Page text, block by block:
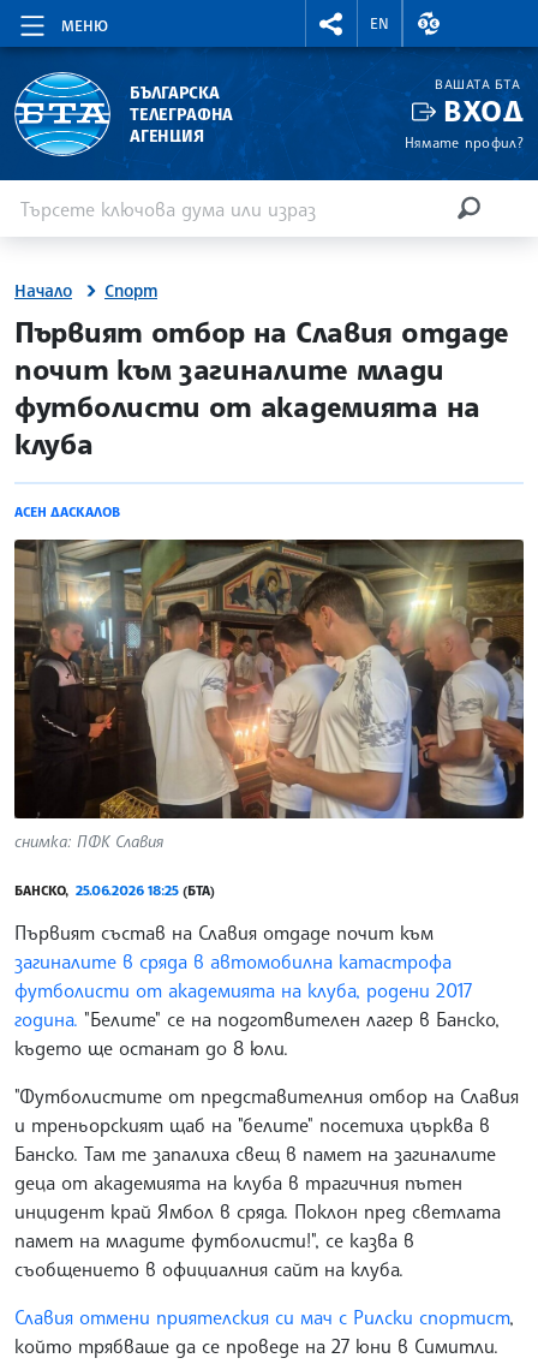
МЕНЮ
RIGHTMENU.SOCIAL
EN
ВАЛУТНИ
БЪЛГАРСКА
ТЕЛЕГРАФНА
АГЕНЦИЯ
ВАШАТА БТА
ВХОД
Нямате профил?
Начало Спорт
site.bta
Първият отбор на Славия отдаде
почит към загиналите млади
футболисти от академията на
клуба
АСЕН ДАСКАЛОВ
снимка: ПФК Славия
БАНСКО, 25.06.2026 18:25 (БТА)
Първият състав на Славия отдаде почит към
загиналите в сряда в автомобилна катастрофа
футболисти от академията на клуба, родени 2017
година. "Белите" се на подготвителен лагер в Банско,
където ще останат до 8 юли.
"Футболистите от представителния отбор на Славия
и треньорският щаб на "белите" посетиха църква в
Банско. Там те запалиха свещ в памет на загиналите
деца от академията на клуба в трагичния пътен
инцидент край Ямбол в сряда. Поклон пред светлата
памет на младите футболисти!", се казва в
съобщението в официалния сайт на клуба.
Славия отмени приятелския си мач с Рилски спортист,
който трябваше да се проведе на 27 юни в Симитли.